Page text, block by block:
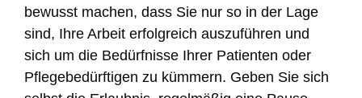
bewusst machen, dass Sie nur so in der Lage
sind, Ihre Arbeit erfolgreich auszuführen und
sich um die Bedürfnisse Ihrer Patienten oder
Pflegebedürftigen zu kümmern. Geben Sie sich